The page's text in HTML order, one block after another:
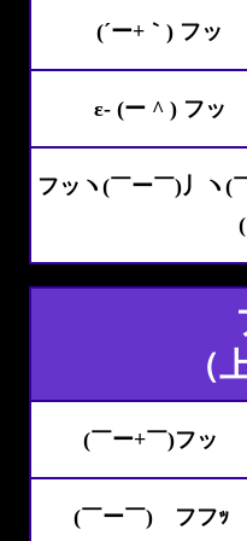
(´ー+｀) フッ
ε- (ー ^ ) フッ
フッヽ(￣ー￣)丿ヽ(
（
(￣ー+￣)フッ
(￣ー￣)ゞフフｯ